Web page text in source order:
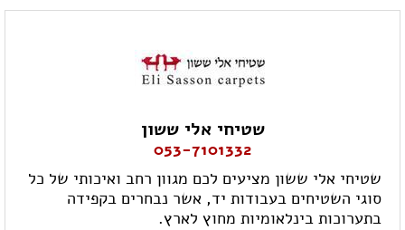
שטיחי אלי ששון
053-7101332
שטיחי אלי ששון מציעים לכם מגוון רחב ואיכותי של כל
סוגי השטיחים בעבודות יד, אשר נבחרים בקפידה
בתערוכות בינלאומיות מחוץ לארץ.